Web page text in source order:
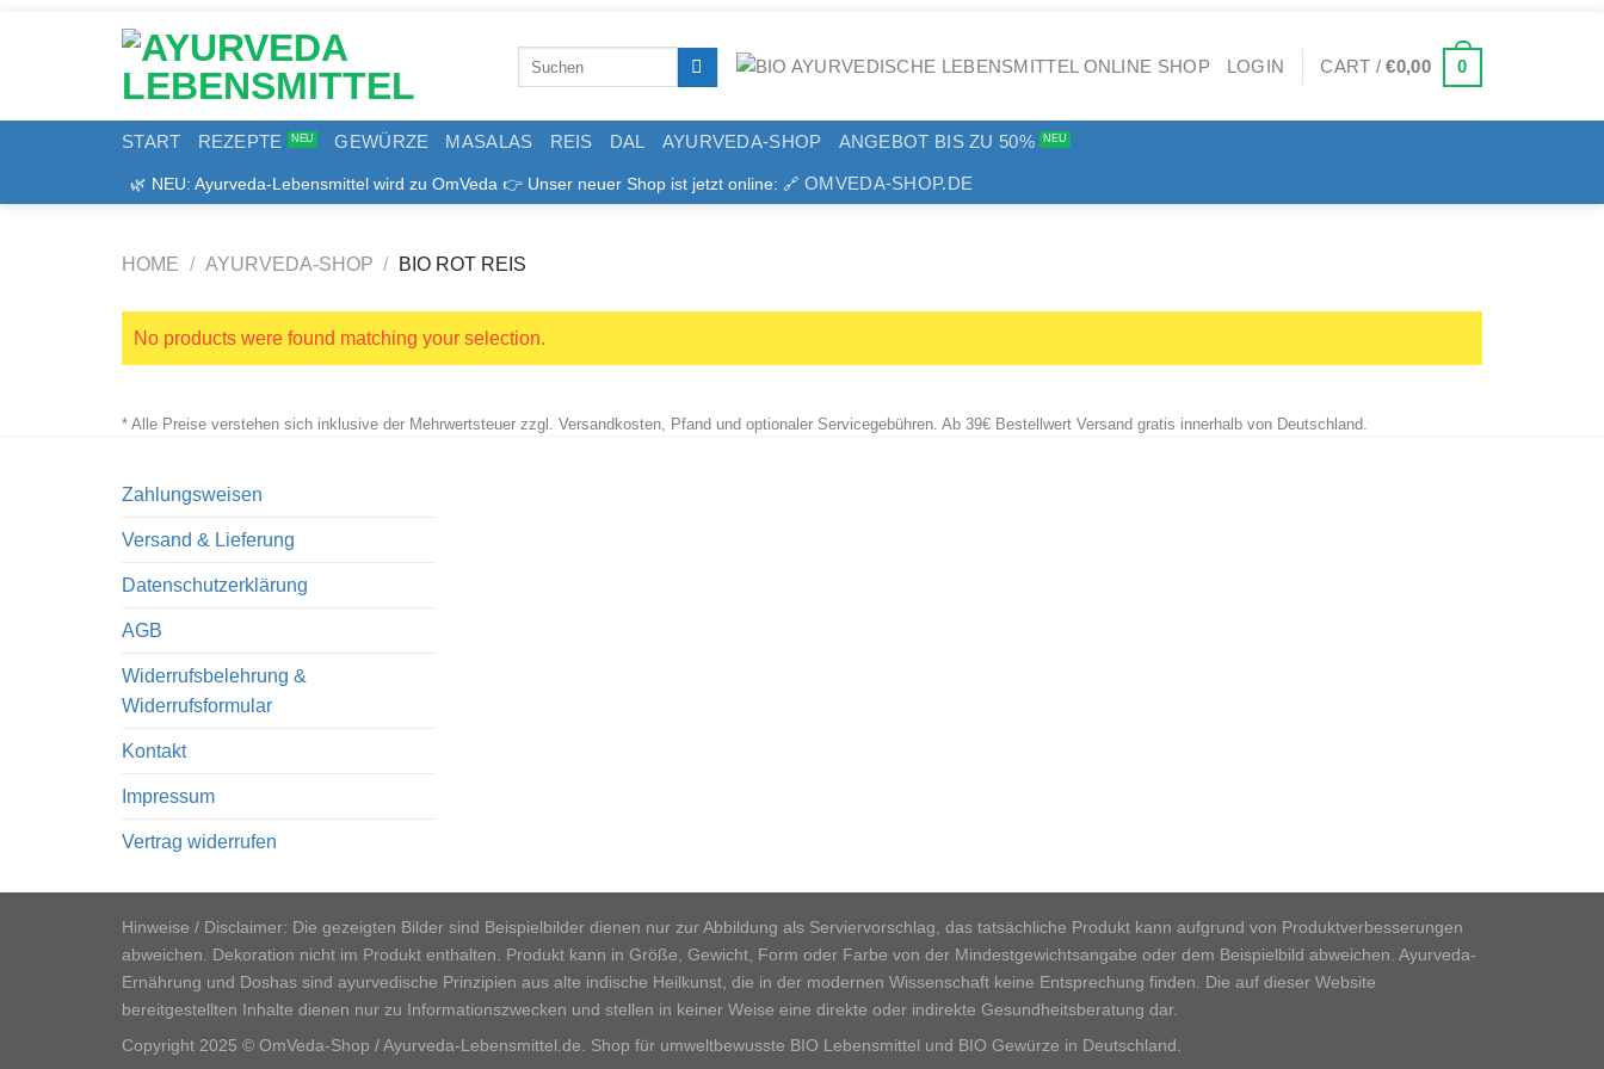
LOGIN CART /€0,00 0
START REZEPTE GEWÜRZE MASALAS REIS DAL AYURVEDA-SHOP ANGEBOT BIS ZU 50%
🌿 NEU: Ayurveda-Lebensmittel wird zu OmVeda 👉 Unser neuer Shop ist jetzt online: 🔗 OMVEDA-SHOP.DE
HOME / AYURVEDA-SHOP / BIO ROT REIS
No products were found matching your selection.
* Alle Preise verstehen sich inklusive der Mehrwertsteuer zzgl. Versandkosten, Pfand und optionaler Servicegebühren. Ab 39€ Bestellwert Versand gratis innerhalb von Deutschland.
Zahlungsweisen
Versand & Lieferung
Datenschutzerklärung
AGB
Widerrufsbelehrung &
Widerrufsformular
Kontakt
Impressum
Vertrag widerrufen
Hinweise / Disclaimer: Die gezeigten Bilder sind Beispielbilder dienen nur zur Abbildung als Serviervorschlag, das tatsächliche Produkt kann aufgrund von Produktverbesserungen
abweichen. Dekoration nicht im Produkt enthalten. Produkt kann in Größe, Gewicht, Form oder Farbe von der Mindestgewichtsangabe oder dem Beispielbild abweichen. Ayurveda-
Ernährung und Doshas sind ayurvedische Prinzipien aus alte indische Heilkunst, die in der modernen Wissenschaft keine Entsprechung finden. Die auf dieser Website
bereitgestellten Inhalte dienen nur zu Informationszwecken und stellen in keiner Weise eine direkte oder indirekte Gesundheitsberatung dar.
Copyright 2025 © OmVeda-Shop / Ayurveda-Lebensmittel.de. Shop für umweltbewusste BIO Lebensmittel und BIO Gewürze in Deutschland.